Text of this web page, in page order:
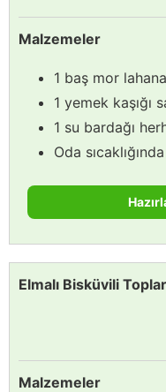
Malzemeler
1 baş mor
1 yemek kaşığı
1 su bardağı
Oda
Elmalı Bisküvili
Malzemeler